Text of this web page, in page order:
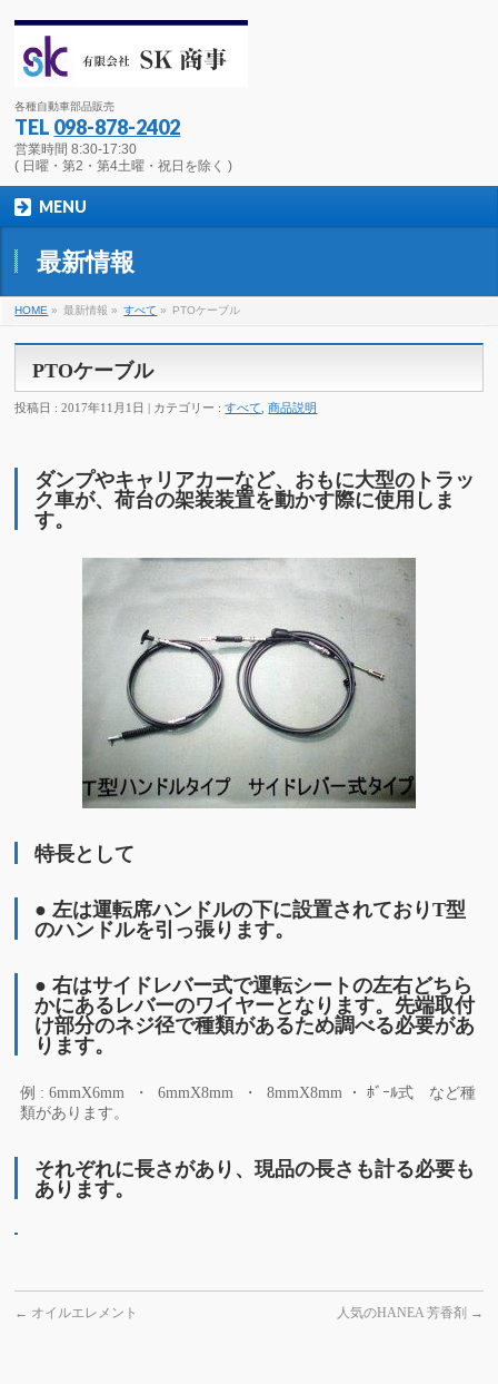
各種自動車部品販売
TEL 098-878-2402
営業時間 8:30-17:30
( 日曜・第2・第4土曜・祝日を除く )
MENU
最新情報
HOME » 最新情報 » すべて » PTOケーブル
PTOケーブル
投稿日 : 2017年11月1日 | カテゴリー :すべて ,商品説明
ダンプやキャリアカーなど、おもに大型のトラッ
ク車が、荷台の架装装置を動かす際に使用しま
す。
特長として
● 左は運転席ハンドルの下に設置されておりT型
のハンドルを引っ張ります。
● 右はサイドレバー式で運転シートの左右どちら
かにあるレバーのワイヤーとなります。先端取付
け部分のネジ径で種類があるため調べる必要があ
ります。
例 : 6mmX6mm ・ 6mmX8mm ・ 8mmX8mm ・ ﾎﾞｰﾙ式 など種
類があります。
それぞれに長さがあり、現品の長さも計る必要も
あります。
← オイルエレメント 人気のHANEA 芳香剤 →